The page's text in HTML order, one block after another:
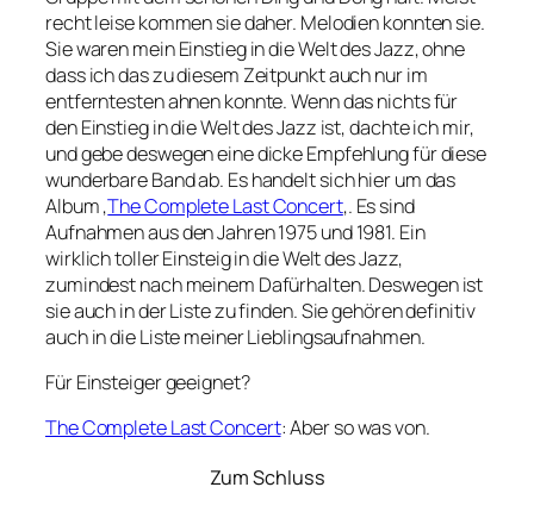
recht leise kommen sie daher. Melodien konnten sie.
Sie waren mein Einstieg in die Welt des Jazz, ohne
dass ich das zu diesem Zeitpunkt auch nur im
entferntesten ahnen konnte. Wenn das nichts für
den Einstieg in die Welt des Jazz ist, dachte ich mir,
und gebe deswegen eine dicke Empfehlung für diese
wunderbare Band ab. Es handelt sich hier um das
Album ‚The Complete Last Concert‚. Es sind
Aufnahmen aus den Jahren 1975 und 1981. Ein
wirklich toller Einsteig in die Welt des Jazz,
zumindest nach meinem Dafürhalten. Deswegen ist
sie auch in der Liste zu finden. Sie gehören definitiv
auch in die Liste meiner Lieblingsaufnahmen.
Für Einsteiger geeignet?
The Complete Last Concert: Aber so was von.
Zum Schluss